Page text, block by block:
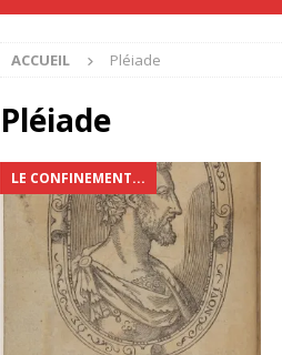
ACCUEIL Pléiade
Pléiade
LE CONFINEMENT...